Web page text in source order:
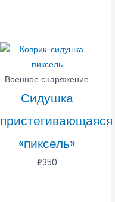
Военное снаряжение
Сидушка
пристегивающаяся
«пиксель»
₽350